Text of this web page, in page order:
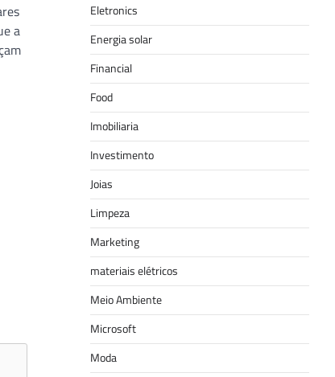
a
Eletronics
Energia solar
Financial
Food
Imobiliaria
Investimento
Joias
Limpeza
Marketing
materiais elétricos
Meio Ambiente
Microsoft
Moda